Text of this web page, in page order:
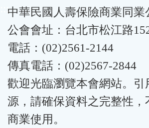
:::中華民國人壽保險商業同業
公會會址：台北市松江路
電話：(02)2561-2144
傳真電話：(02)2567-2844
歡迎光臨瀏覽本會網站。
源，請確保資料之完整性
商業使用。